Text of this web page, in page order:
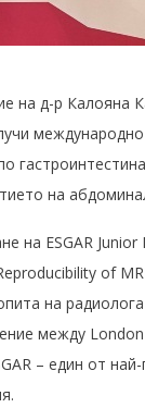
на д-р Калояна
международно
на
на ESGAR
of
на
между
– един от